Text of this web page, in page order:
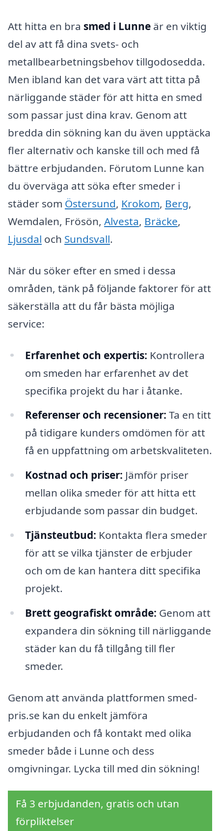
Att hitta en bra smed i Lunne är en viktig
del av att få dina svets- och
metallbearbetningsbehov tillgodosedda.
Men ibland kan det vara värt att titta på
närliggande städer för att hitta en smed
som passar just dina krav. Genom att
bredda din sökning kan du även upptäcka
fler alternativ och kanske till och med få
bättre erbjudanden. Förutom Lunne kan
du överväga att söka efter smeder i
städer som Östersund, Krokom, Berg,
Wemdalen, Frösön, Alvesta, Bräcke,
Ljusdal och Sundsvall.
När du söker efter en smed i dessa
områden, tänk på följande faktorer för att
säkerställa att du får bästa möjliga
service:
Erfarenhet och expertis: Kontrollera
om smeden har erfarenhet av det
specifika projekt du har i åtanke.
Referenser och recensioner: Ta en titt
på tidigare kunders omdömen för att
få en uppfattning om arbetskvaliteten.
Kostnad och priser: Jämför priser
mellan olika smeder för att hitta ett
erbjudande som passar din budget.
Tjänsteutbud: Kontakta flera smeder
för att se vilka tjänster de erbjuder
och om de kan hantera ditt specifika
projekt.
Brett geografiskt område: Genom att
expandera din sökning till närliggande
städer kan du få tillgång till fler
smeder.
Genom att använda plattformen smed-
pris.se kan du enkelt jämföra
erbjudanden och få kontakt med olika
smeder både i Lunne och dess
omgivningar. Lycka till med din sökning!
Få 3 erbjudanden, gratis och utan
förpliktelser